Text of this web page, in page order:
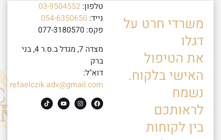
משרדי חרט על
דגלו
את הטיפול
האישי בלקוח.
נשמח
לראותכם
בין לקוחות
טלפון: 03-9504552
נייד: 054-6350650
פקס: 077-3180570
מצדה 7, מגדל ב.ס.ר 4, בני
ברק
דוא"ל:
refaelczik.adv@gmail.com